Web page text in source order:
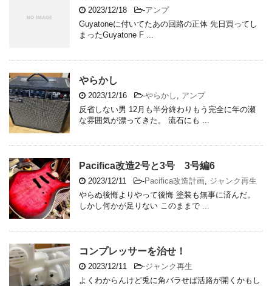
2023/12/18 -アンプ
Guyatoneに付いてたあの回路の正体 先日買ってし
まったGuyatone F ...
やらかし
2023/12/16 -やらかし , アンプ
反省しない男 12月も半分終わりもう完全に年の瀬
な雰囲気が漂ってきた。 流石にも ...
Pacifica改造2号と3号 3号編6
2023/12/11 -Pacifica改造計画, ジャンク再生
やらぬ後悔よりやって後悔 塗装も無事に済んだ。
しかし何かが足りない このままで ...
コンプレッサーを治せ！
2023/12/11 -ジャンク再生
よくわからんけど兎に角バラせば活路が開くかもし